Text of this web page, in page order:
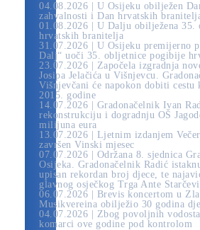
04.08.2026 | U Osijeku obilježen
zahvalnosti i Dan hrvatskih
01.08.2026 | U Dalju obilježena
hrvatskih branitelja
31.07.2026 | U Osijeku premijerno
Dalj“ uoči 35. obljetnice pogibije
23.07.2026 | Započela izgradnja
Josipa Jelačića u Višnjevcu.
Višnjevčani će napokon dobiti
2015. godine
14.07.2026 | Gradonačelnik Ivan
rekonstrukciju i dogradnju OŠ
milijuna eura
13.07.2026 | Ljetnim izdanjem
završen Vinski mjesec
07.07.2026 | Održana 8. sjednica
Osijeka. Gradonačelnik Radić
upisan rekordan broj djece, te
glavnog osječkog Trga Ante
06.07.2026 | Brevis koncertom u
Musikvereina obilježio 30 godina
04.07.2026 | Zbog povoljnih
komarci ove godine pod kontrolom